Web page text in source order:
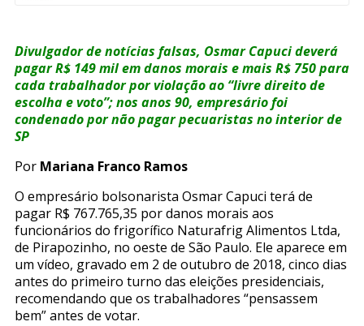
Divulgador de notícias falsas, Osmar Capuci deverá
pagar R$ 149 mil em danos morais e mais R$ 750 para
cada trabalhador por violação ao “livre direito de
escolha e voto”; nos anos 90, empresário foi
condenado por não pagar pecuaristas no interior de
SP
Por Mariana Franco Ramos
O empresário bolsonarista Osmar Capuci terá de
pagar R$ 767.765,35 por danos morais aos
funcionários do frigorífico Naturafrig Alimentos Ltda,
de Pirapozinho, no oeste de São Paulo. Ele aparece em
um vídeo, gravado em 2 de outubro de 2018, cinco dias
antes do primeiro turno das eleições presidenciais,
recomendando que os trabalhadores “pensassem
bem” antes de votar.